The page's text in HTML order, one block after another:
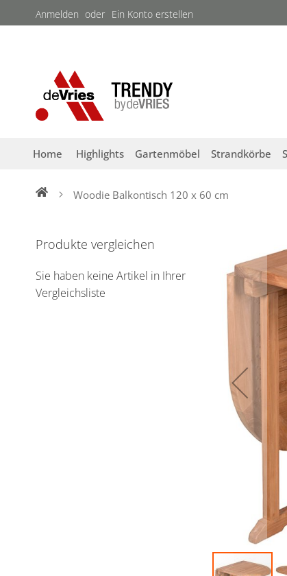
Direkt
zum
Anmelden Ein Konto erstellen
Home Highlights Gartenmöbel Strandkörbe
Woodie Balkontisch 120 x 60 cm
Bildergalerie
springen
Produkte vergleichen
Sie haben keine Artikel in Ihrer
Vergleichsliste